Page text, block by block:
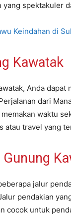
yang spektakuler
Keindahan di
Kawatak
Anda
dari
waktu
atau travel yang
jalur
pendakian
cocok untuk